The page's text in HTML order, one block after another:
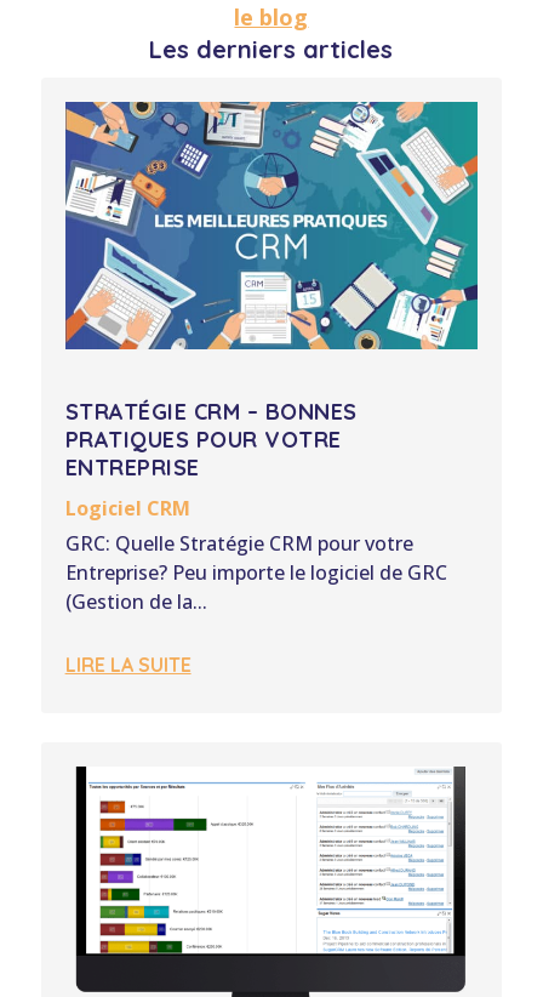
le blog
Les derniers articles
STRATÉGIE CRM – BONNES
PRATIQUES POUR VOTRE
ENTREPRISE
Logiciel CRM
GRC: Quelle Stratégie CRM pour votre
Entreprise? Peu importe le logiciel de GRC
(Gestion de la...
LIRE LA SUITE